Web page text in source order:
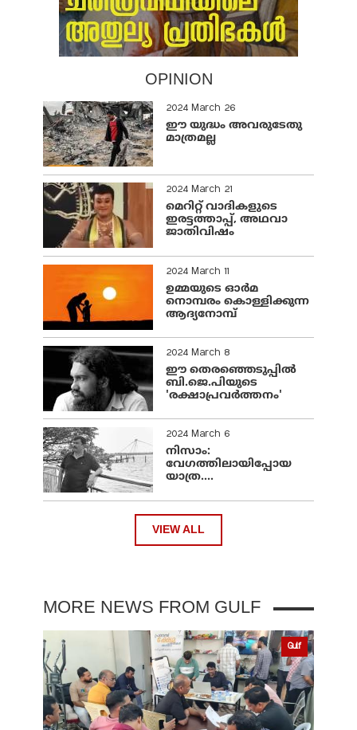
OPINION
2024 March 26
ഈ യുദ്ധം അവരുടേതു
മാത്രമല്ല
2024 March 21
മെറിറ്റ് വാദികളുടെ
ഇരട്ടത്താപ്പ്, അഥവാ
ജാതിവിഷം
2024 March 11
ഉമ്മയുടെ ഓർമ
നൊമ്പരം കൊള്ളിക്കുന്ന
ആദ്യനോമ്പ്
2024 March 8
ഈ തെരഞ്ഞെടുപ്പില്‍
ബി.ജെ.പിയുടെ
'രക്ഷാപ്രവര്‍ത്തനം'
2024 March 6
നിസാം:
വേഗത്തിലായിപ്പോയ
യാത്ര....
VIEW ALL
MORE NEWS FROM GULF
Gulf